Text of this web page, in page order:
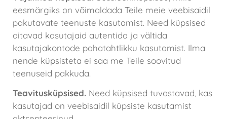
eesmärgiks on võimaldada Teile meie veebisaidil
pakutavate teenuste kasutamist. Need küpsised
aitavad kasutajaid autentida ja vältida
kasutajakontode pahatahtlikku kasutamist. Ilma
nende küpsisteta ei saa me Teile soovitud
teenuseid pakkuda.
Teavitusküpsised. Need küpsised tuvastavad, kas
kasutajad on veebisaidil küpsiste kasutamist